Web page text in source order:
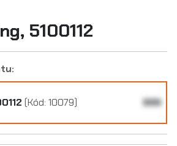
5100112
(Kód: 10079) 999